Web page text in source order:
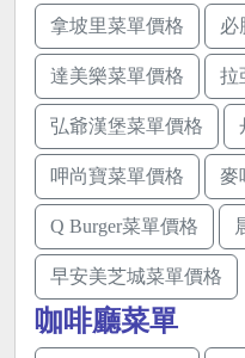
拿坡里菜單價格 必
達美樂菜單價格 拉
弘爺漢堡菜單價格
呷尚寶菜單價格 麥
Q Burger菜單價格
早安美芝城菜單價格
咖啡廳菜單